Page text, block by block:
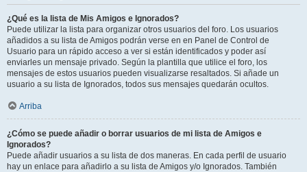
¿Qué es la lista de Mis Amigos e Ignorados?
Puede utilizar la lista para organizar otros usuarios del foro. Los usuarios
añadidos a su lista de Amigos podrán verse en en Panel de Control de
Usuario para un rápido acceso a ver si están identificados y poder así
enviarles un mensaje privado. Según la plantilla que utilice el foro, los
mensajes de estos usuarios pueden visualizarse resaltados. Si añade un
usuario a su lista de Ignorados, todos sus mensajes quedarán ocultos.
Arriba
¿Cómo se puede añadir o borrar usuarios de mi lista de Amigos e
Ignorados?
Puede añadir usuarios a su lista de dos maneras. En cada perfil de usuario
hay un enlace para añadirlo a su lista de Amigos y/o Ignorados. También